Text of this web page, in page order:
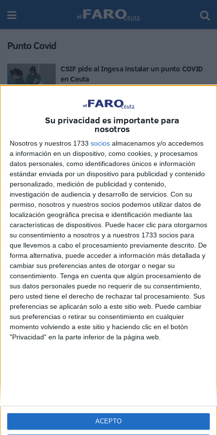
Su privacidad es importante para
nosotros
Nosotros y nuestros 1733 socios almacenamos y/o accedemos
a información en un dispositivo, como cookies, y procesamos
datos personales, como identificadores únicos e información
estándar enviada por un dispositivo para publicidad y contenido
personalizado, medición de publicidad y contenido,
investigación de audiencia y desarrollo de servicios. Con su
permiso, nosotros y nuestros socios podemos utilizar datos de
localización geográfica precisa e identificación mediante las
características de dispositivos. Puede hacer clic para otorgarnos
su consentimiento a nosotros y a nuestros 1733 socios para
que llevemos a cabo el procesamiento previamente descrito. De
forma alternativa, puede acceder a información más detallada y
cambiar sus preferencias antes de otorgar o negar su
consentimiento. Tenga en cuenta que algún procesamiento de
sus datos personales puede no requerir de su consentimiento,
pero usted tiene el derecho de rechazar tal procesamiento. Sus
preferencias se aplicarán solo a este sitio web. Puede cambiar
sus preferencias o retirar su consentimiento en cualquier
momento volviendo a este sitio y haciendo clic en el botón
"Privacidad" en la parte inferior de la página web.
ACEPTO
Punto Covid
CSIF pide al Ingesa instalar un punto COVID
en Ceuta
1 … 8 9